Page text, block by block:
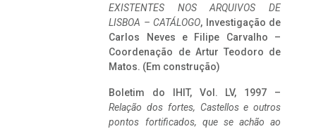
EXISTENTES NOS ARQUIVOS DE
LISBOA – CATÁLOGO, Investigação de
Carlos Neves e Filipe Carvalho –
Coordenação de Artur Teodoro de
Matos. (Em construção)
Boletim do IHIT, Vol. LV, 1997 –
Relação dos fortes, Castellos e outros
pontos fortificados, que se achão ao